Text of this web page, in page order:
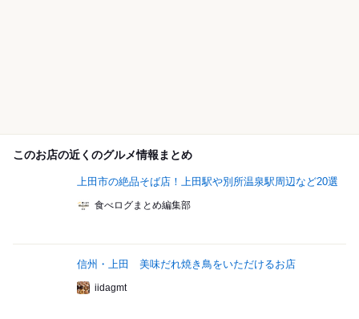
このお店の近くのグルメ情報まとめ
上田市の絶品そば店！上田駅や別所温泉駅周辺など20選
食べログまとめ編集部
信州・上田 美味だれ焼き鳥をいただけるお店
iidagmt